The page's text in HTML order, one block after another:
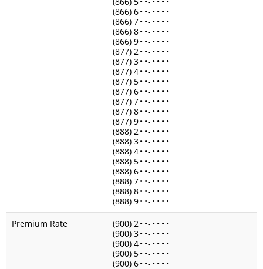
(866) 6• •- • • • •
(866) 7• •- • • • •
(866) 8• •- • • • •
(866) 9• •- • • • •
(877) 2• •- • • • •
(877) 3• •- • • • •
(877) 4• •- • • • •
(877) 5• •- • • • •
(877) 6• •- • • • •
(877) 7• •- • • • •
(877) 8• •- • • • •
(877) 9• •- • • • •
(888) 2• •- • • • •
(888) 3• •- • • • •
(888) 4• •- • • • •
(888) 5• •- • • • •
(888) 6• •- • • • •
(888) 7• •- • • • •
(888) 8• •- • • • •
(888) 9• •- • • • •
Premium Rate
(900) 2• •- • • • •
(900) 3• •- • • • •
(900) 4• •- • • • •
(900) 5• •- • • • •
(900) 6• •- • • • •